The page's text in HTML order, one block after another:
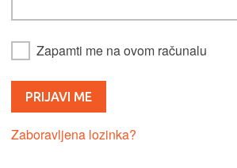
Zapamti me na ovom računalu
Zaboravljena lozinka?